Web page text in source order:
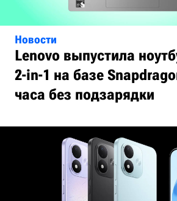
Новости
Lenovo выпустила
2-in-1 на базе
часа без подзарядки